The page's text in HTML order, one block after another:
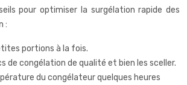
pour optimiser la surgélation rapide des
:
portions à la fois.
de congélation de qualité et bien les sceller.
du congélateur quelques heures